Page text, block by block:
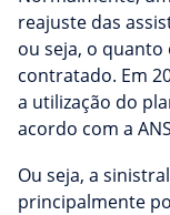
reajuste das
ou seja, o
contratado. Em
a utilização do
acordo com a
Ou seja, a
principalmente